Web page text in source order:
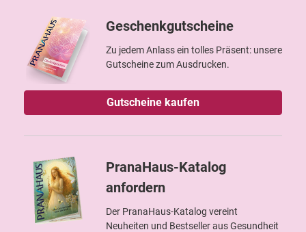
Geschenkgutscheine
Zu jedem Anlass ein tolles Präsent: unsere
Gutscheine zum Ausdrucken.
Gutscheine kaufen
PranaHaus-Katalog
anfordern
Der PranaHaus-Katalog vereint
Neuheiten und Bestseller aus Gesundheit